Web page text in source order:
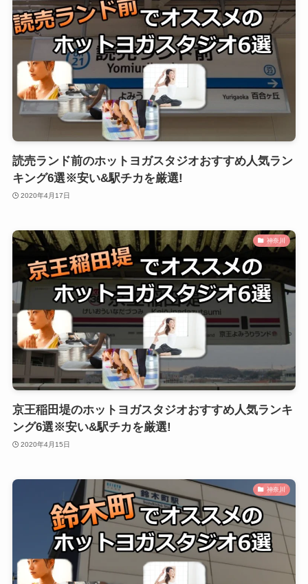
読売ランド前のホットヨガスタジオおすすめ人気ラン
キング6選※安い&駅チカを厳選!
2020年4月17日
神奈川
京王稲田堤のホットヨガスタジオおすすめ人気ランキ
ング6選※安い&駅チカを厳選!
2020年4月15日
神奈川